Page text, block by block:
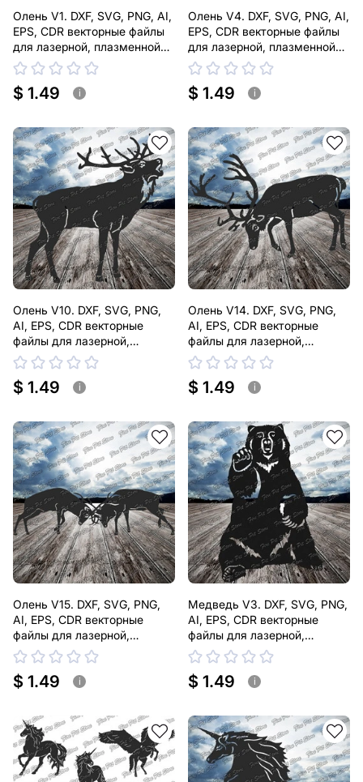
Олень V1. DXF, SVG, PNG, AI,
EPS, CDR векторные файлы
для лазерной, плазменной
резки
$ 1.49 i
Олень V4. DXF, SVG, PNG, AI,
EPS, CDR векторные файлы
для лазерной, плазменной
резки
$ 1.49 i
Олень V10. DXF, SVG, PNG,
AI, EPS, CDR векторные
файлы для лазерной,
плазменной резки
$ 1.49 i
Олень V14. DXF, SVG, PNG,
AI, EPS, CDR векторные
файлы для лазерной,
плазменной резки
$ 1.49 i
Олень V15. DXF, SVG, PNG,
AI, EPS, CDR векторные
файлы для лазерной,
плазменной резки
$ 1.49 i
Медведь V3. DXF, SVG, PNG,
AI, EPS, CDR векторные
файлы для лазерной,
плазменной резки
$ 1.49 i